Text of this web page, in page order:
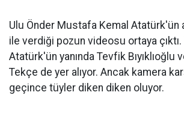
Ulu Önder Mustafa Kemal Atatürk'ün
ile verdiği pozun videosu ortaya
Atatürk'ün yanında Tevfik Bıyıklıoğlu
Tekçe de yer alıyor. Ancak kamera
geçince tüyler diken diken oluyor.